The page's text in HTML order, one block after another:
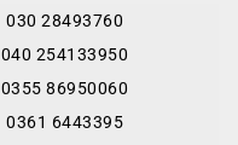
030 28493760
040 254133950
0355 86950060
0361 6443395